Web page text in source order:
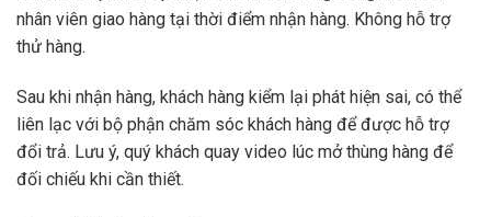
nhân viên giao hàng tại thời điểm nhận hàng. Không hỗ trợ
thử hàng.
Sau khi nhận hàng, khách hàng kiểm lại phát hiện sai, có thể
liên lạc với bộ phận chăm sóc khách hàng để được hỗ trợ
đổi trả. Lưu ý, quý khách quay video lúc mở thùng hàng để
đối chiếu khi cần thiết.